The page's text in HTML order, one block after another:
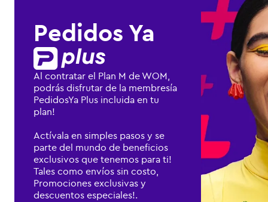
Pedidos Ya
Al contratar el Plan M de WOM,
podrás disfrutar de la membresía
PedidosYa Plus incluida en tu
plan!
Actívala en simples pasos y se
parte del mundo de beneficios
exclusivos que tenemos para ti!
Tales como envíos sin costo,
Promociones exclusivas y
descuentos especiales!.